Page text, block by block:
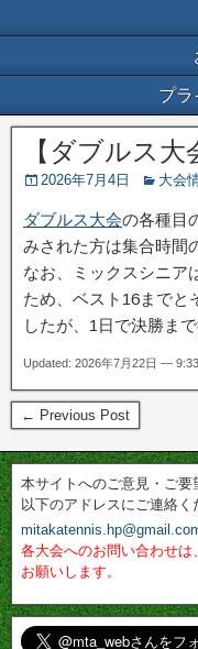
プ
【ダブルス
2026年7月4日 大会
ダブルス大会の各種目
みされた方は集合時間
なお、ミックスシニア
ため、ベスト16までと
したが、1日で決勝ま
Updated: 2026年7月22日 —
← Previous Post
本サイトへのご意見・ご要
以下のアドレスにご連絡く
各大会へのお問い合わせ
お願いします。